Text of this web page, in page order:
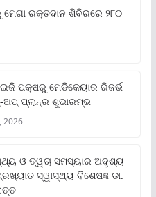
ରକ୍ତଦାନ ଶିବିରରେ ୨୮୦
ପକ୍ଷରୁ ମେଡିକେୟାର ରିଜର୍ଭ
ପ୍ଲାନ୍‌ର ଶୁଭାରମ୍ଭ
2026
ଓ ତ୍ୱଚା ସମସ୍ୟାର ଅଦୃଶ୍ୟ
ସ୍ୱାସ୍ଥ୍ୟ ବିଶେଷଜ୍ଞ ଡା.